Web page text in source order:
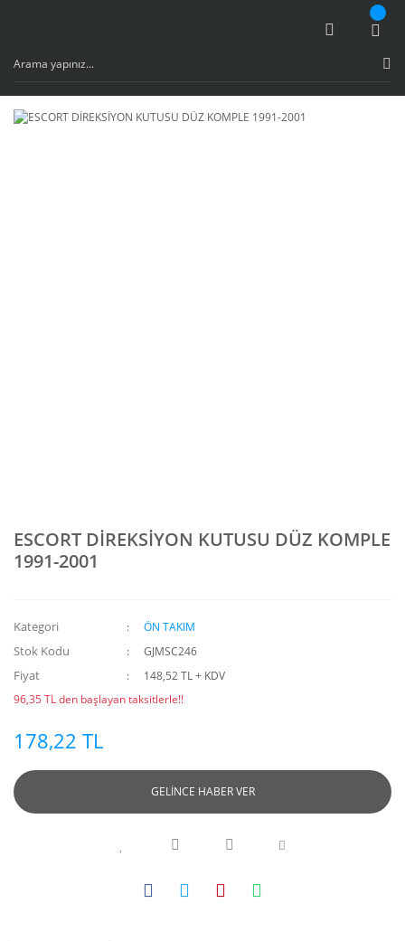
ESCORT DİREKSİYON KUTUSU DÜZ KOMPLE
1991-2001
Kategori ÖN TAKIM
Stok Kodu GJMSC246
Fiyat
148,52 TL + KDV
96,35 TL den başlayan taksitlerle!!
178,22 TL
GELİNCE HABER VER